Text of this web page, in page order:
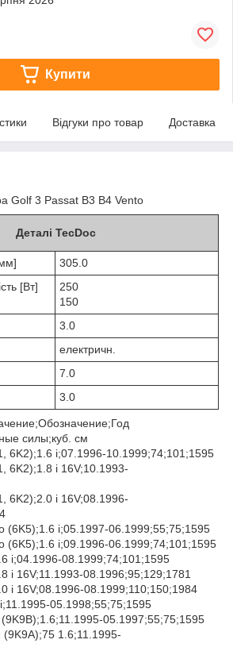
Купити
Відгуки про товар Доставка
Golf 3 Passat B3 B4 Vento
Деталі TecDoc
305.0
[Вт]
250
150
3.0
електричн.
7.0
3.0
силы;куб. см
6K2);1.6 i;07.1996-10.1999;74;101;1595
6K2);1.8 i 16V;10.1993-
6K2);2.0 i 16V;08.1996-
(6K5);1.6 i;05.1997-06.1999;55;75;1595
(6K5);1.6 i;09.1996-06.1999;74;101;1595
i;04.1996-08.1999;74;101;1595
i 16V;11.1993-08.1996;95;129;1781
i 16V;08.1996-08.1999;110;150;1984
05.1998;55;75;1595
05.1997;55;75;1595
(9K9A);75 1.6;11.1995-